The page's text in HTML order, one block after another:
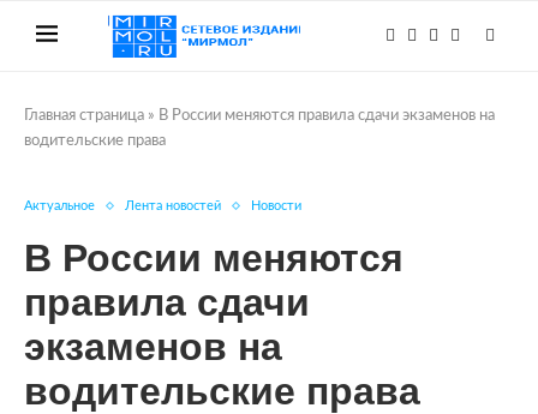
Главная страница » В России меняются правила сдачи экзаменов на
водительские права
Актуальное Лента новостей Новости
В России меняются
правила сдачи
экзаменов на
водительские права